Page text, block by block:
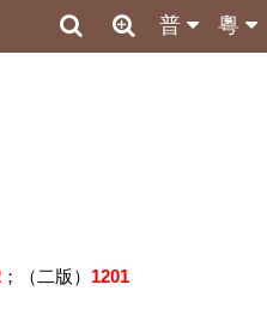
粵
普
；（二版） 1201